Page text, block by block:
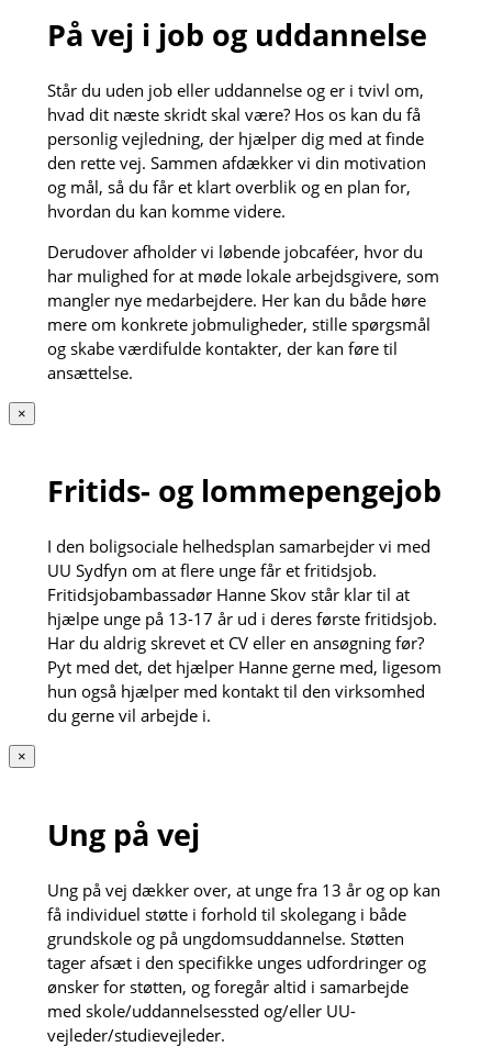
På vej i job og uddannelse
Står du uden job eller uddannelse og er i tvivl om,
hvad dit næste skridt skal være? Hos os kan du få
personlig vejledning, der hjælper dig med at finde
den rette vej. Sammen afdækker vi din motivation
og mål, så du får et klart overblik og en plan for,
hvordan du kan komme videre.
Derudover afholder vi løbende jobcaféer, hvor du
har mulighed for at møde lokale arbejdsgivere, som
mangler nye medarbejdere. Her kan du både høre
mere om konkrete jobmuligheder, stille spørgsmål
og skabe værdifulde kontakter, der kan føre til
ansættelse.
×
Fritids- og lommepengejob
I den boligsociale helhedsplan samarbejder vi med
UU Sydfyn om at flere unge får et fritidsjob.
Fritidsjobambassadør Hanne Skov står klar til at
hjælpe unge på 13-17 år ud i deres første fritidsjob.
Har du aldrig skrevet et CV eller en ansøgning før?
Pyt med det, det hjælper Hanne gerne med, ligesom
hun også hjælper med kontakt til den virksomhed
du gerne vil arbejde i.
×
Ung på vej
Ung på vej dækker over, at unge fra 13 år og op kan
få individuel støtte i forhold til skolegang i både
grundskole og på ungdomsuddannelse. Støtten
tager afsæt i den specifikke unges udfordringer og
ønsker for støtten, og foregår altid i samarbejde
med skole/uddannelsessted og/eller UU-
vejleder/studievejleder.